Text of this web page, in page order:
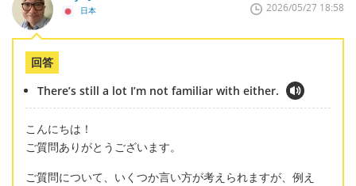
日本 2026/05/27 18:58
回答
There’s still a lot I’m not familiar with either.
こんにちは！
ご質問ありがとうございます。
ご質問について、いくつか言い方が考えられますが、例え